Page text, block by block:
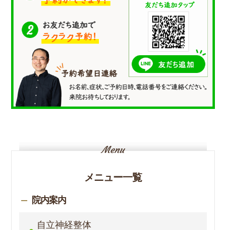
メニュー一覧
院内案内
自立神経整体